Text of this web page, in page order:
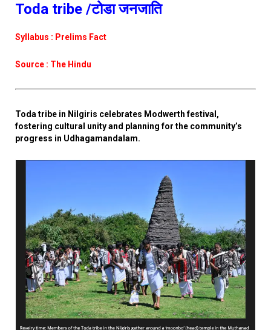
Toda tribe /टोडा जनजाति
Syllabus : Prelims Fact
Source : The Hindu
Toda tribe in Nilgiris celebrates Modwerth festival,
fostering cultural unity and planning for the community’s
progress in Udhagamandalam.